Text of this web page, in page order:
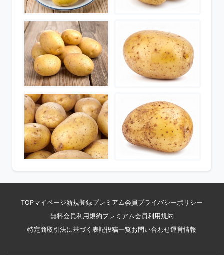
TOPマイページ新規登録プレミアム会員 プライバシーポリシー
無料会員利用規約プレミアム会員利用規約
特定商取引法に基づく表記投稿一覧お問い合わせ運営情報